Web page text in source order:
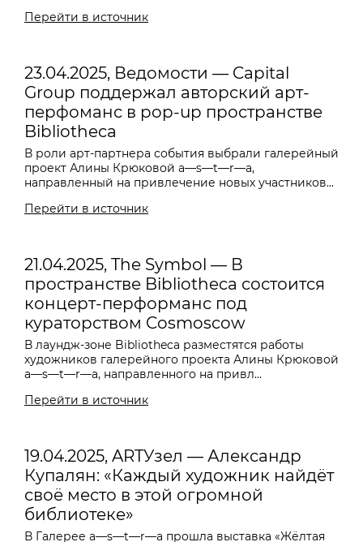
Перейти в источник
23.04.2025, Ведомости — Capital
Group поддержал авторский арт-
перфоманс в pop-up пространстве
Bibliotheca
В роли арт-партнера события выбрали галерейный
проект Алины Крюковой a—s—t—r—a,
направленный на привлечение новых участников...
Перейти в источник
21.04.2025, The Symbol — В
пространстве Bibliotheca состоится
концерт-перформанс под
кураторством Cosmoscow
В лаундж-зоне Bibliotheca разместятся работы
художников галерейного проекта Алины Крюковой
a—s—t—r—a, направленного на привл...
Перейти в источник
19.04.2025, ARTУзел — Александр
Купалян: «Каждый художник найдёт
своё место в этой огромной
библиотеке»
В Галерее a—s—t—r—a прошла выставка «Жёлтая